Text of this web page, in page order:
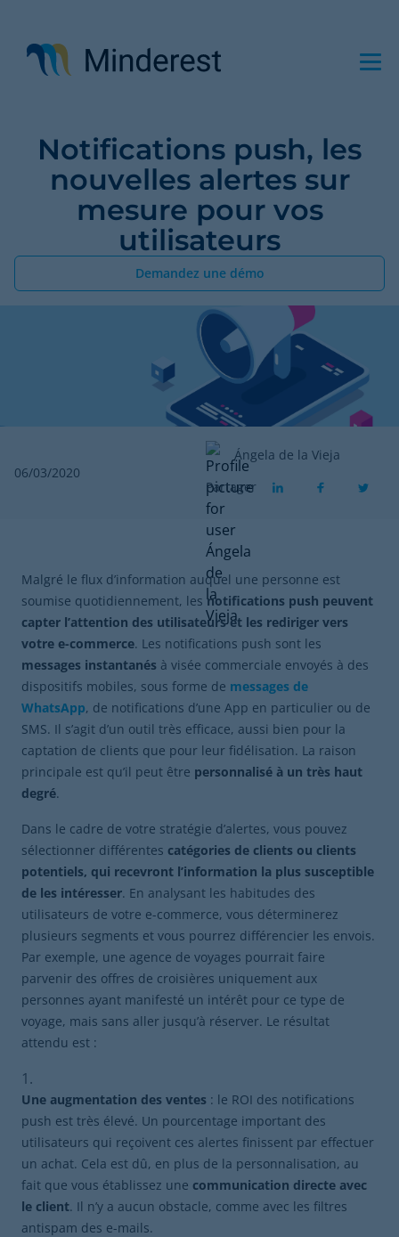
contenu
principal
Notifications push, les
nouvelles alertes sur
mesure pour vos
utilisateurs
Demandez une démo
06/03/2020
Ángela de la Vieja
Partager
Malgré le flux d’information auquel une personne est
soumise quotidiennement, les notifications push peuvent
capter l’attention des utilisateurs et les rediriger vers
votre e-commerce. Les notifications push sont les
messages instantanés à visée commerciale envoyés à des
dispositifs mobiles, sous forme de messages de
WhatsApp, de notifications d’une App en particulier ou de
SMS. Il s’agit d’un outil très efficace, aussi bien pour la
captation de clients que pour leur fidélisation. La raison
principale est qu’il peut être personnalisé à un très haut
degré.
Dans le cadre de votre stratégie d’alertes, vous pouvez
sélectionner différentes catégories de clients ou clients
potentiels, qui recevront l’information la plus susceptible
de les intéresser. En analysant les habitudes des
utilisateurs de votre e-commerce, vous déterminerez
plusieurs segments et vous pourrez différencier les envois.
Par exemple, une agence de voyages pourrait faire
parvenir des offres de croisières uniquement aux
personnes ayant manifesté un intérêt pour ce type de
voyage, mais sans aller jusqu’à réserver. Le résultat
attendu est :
Une augmentation des ventes : le ROI des notifications
push est très élevé. Un pourcentage important des
utilisateurs qui reçoivent ces alertes finissent par effectuer
un achat. Cela est dû, en plus de la personnalisation, au
fait que vous établissez une communication directe avec
le client. Il n’y a aucun obstacle, comme avec les filtres
antispam des e-mails.